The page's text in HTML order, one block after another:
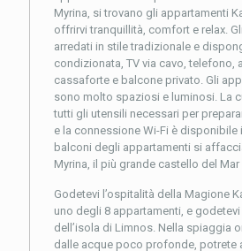
Myrina, si trovano gli appartamenti
offrirvi tranquillità, comfort e relax.
arredati in stile tradizionale e
condizionata, TV via cavo, telefono,
cassaforte e balcone privato. Gli
sono molto spaziosi e luminosi. La
tutti gli utensili necessari per
e la connessione Wi-Fi è disponibile
balconi degli appartamenti si
Myrina, il più grande castello del Mar
Godetevi l’ospitalità della Magione
uno degli 8 appartamenti, e
dell’isola di Limnos. Nella spiaggia
dalle acque poco profonde, potrete